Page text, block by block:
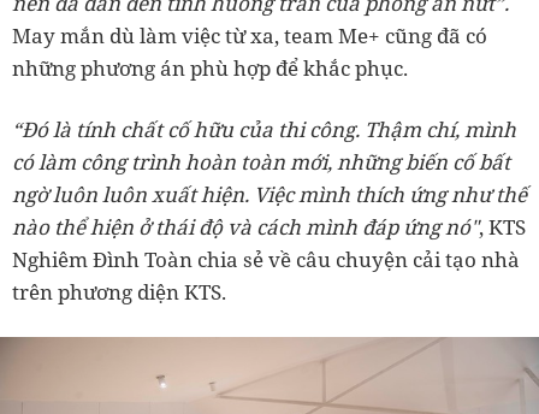
May mắn dù làm việc từ xa, team Me+ cũng đã có
những phương án phù hợp để khắc phục.
“Đó là tính chất cố hữu của thi công. Thậm chí, mình
có làm công trình hoàn toàn mới, những biến cố bất
ngờ luôn luôn xuất hiện. Việc mình thích ứng như thế
nào thể hiện ở thái độ và cách mình đáp ứng nó", KTS
Nghiêm Đình Toàn chia sẻ về câu chuyện cải tạo nhà
trên phương diện KTS.